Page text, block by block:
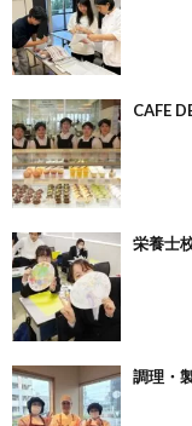
CAFE
栄養士
調理・